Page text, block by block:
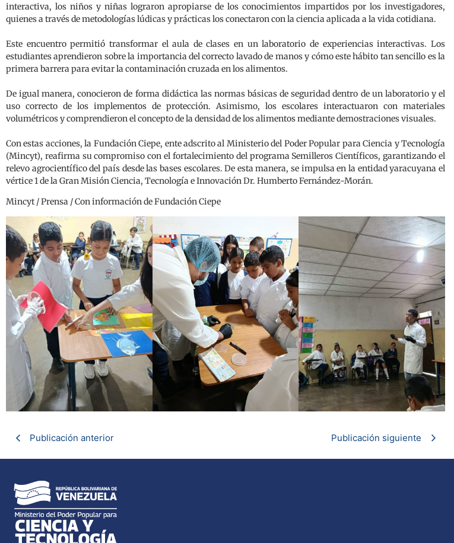
interactiva, los niños y niñas lograron apropiarse de los conocimientos impartidos por los investigadores,
quienes a través de metodologías lúdicas y prácticas los conectaron con la ciencia aplicada a la vida cotidiana.
Este encuentro permitió transformar el aula de clases en un laboratorio de experiencias interactivas. Los
estudiantes aprendieron sobre la importancia del correcto lavado de manos y cómo este hábito tan sencillo es la
primera barrera para evitar la contaminación cruzada en los alimentos.
De igual manera, conocieron de forma didáctica las normas básicas de seguridad dentro de un laboratorio y el
uso correcto de los implementos de protección. Asimismo, los escolares interactuaron con materiales
volumétricos y comprendieron el concepto de la densidad de los alimentos mediante demostraciones visuales.
Con estas acciones, la Fundación Ciepe, ente adscrito al Ministerio del Poder Popular para Ciencia y Tecnología
(Mincyt), reafirma su compromiso con el fortalecimiento del programa Semilleros Científicos, garantizando el
relevo agrocientífico del país desde las bases escolares. De esta manera, se impulsa en la entidad yaracuyana el
vértice 1 de la Gran Misión Ciencia, Tecnología e Innovación Dr. Humberto Fernández-Morán.
Mincyt / Prensa / Con información de Fundación Ciepe
Publicación anterior Publicación siguiente